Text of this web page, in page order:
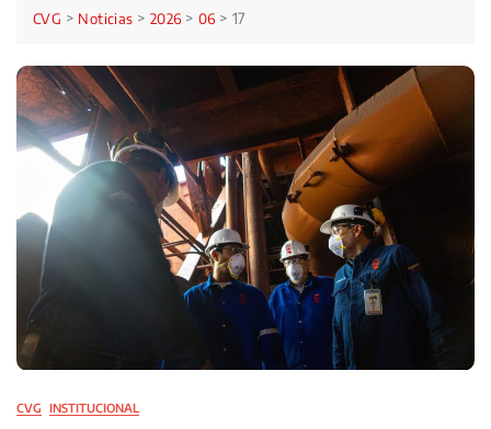
CVG > Noticias > 2026 > 06 > 17
CVG INSTITUCIONAL